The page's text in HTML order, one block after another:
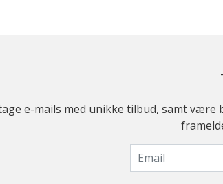
e-mails med unikke tilbud, samt